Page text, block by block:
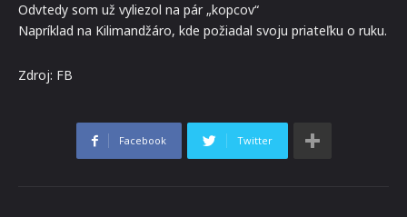
Odvtedy som už vyliezol na pár „kopcov“
Napríklad na Kilimandžáro, kde požiadal svoju priateľku o ruku.
Zdroj: FB
Facebook Twitter